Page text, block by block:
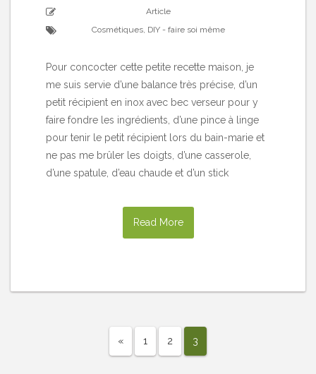
Article
Cosmétiques, DIY - faire soi même
Pour concocter cette petite recette maison, je
me suis servie d’une balance très précise, d’un
petit récipient en inox avec bec verseur pour y
faire fondre les ingrédients, d’une pince à linge
pour tenir le petit récipient lors du bain-marie et
ne pas me brûler les doigts, d’une casserole,
d’une spatule, d’eau chaude et d’un stick
Read More
« 1 2 3